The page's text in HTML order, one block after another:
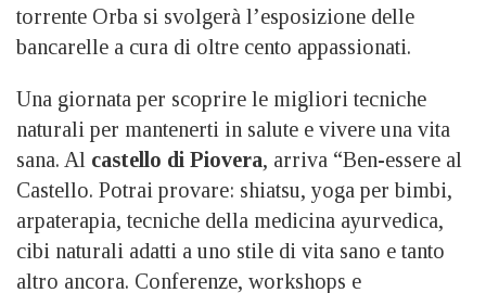
torrente Orba si svolgerà l’esposizione delle
bancarelle a cura di oltre cento appassionati.
Una giornata per scoprire le migliori tecniche
naturali per mantenerti in salute e vivere una vita
sana. Al castello di Piovera, arriva “Ben-essere al
Castello. Potrai provare: shiatsu, yoga per bimbi,
arpaterapia, tecniche della medicina ayurvedica,
cibi naturali adatti a uno stile di vita sano e tanto
altro ancora. Conferenze, workshops e